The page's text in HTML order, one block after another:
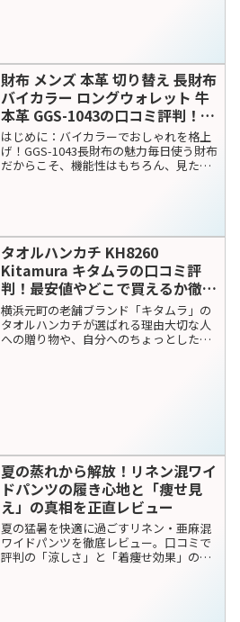
CICIBELLA(シシベラ)形状記憶日
傘の口コミ評判！たたみやすさや
遮光性の実力は？デメリットも隠
さずレビュー
楽天市場で大人気のCICIBELLA(シシベラ)
形状記憶日傘を徹底レビュー！100%完全
遮光の涼しさは本当？「たたみやすさ」
の口コミや、気になるデメリット、最安
ショルダーバッグ -はっ水- ユナ
イテッドアローズ グリーンレー
ベルリラクシング（nx0172）の
口コミ評判！最安値やどこで買え
るか徹底調査
UNITED ARROWS green label relaxing ダ
ブルバックル 2WAYショルダーバッグ -は
っ水-の魅力毎日使うバッグ選びで「おし
ゃれさは譲れないけれど、実用性も重視
したい」と悩んでいませんか？そんな大
人女子のわがま...
ク 284230 本革（284230）の口
コミ評判！最安値やどこで買える
か徹底調査
大人の男の品格を格上げする「ブルガ
リ・ブルガリ マン」長財布の魅力30代、
40代と年齢を重ねるにつれ、持ち物にも
それ相応の「品格」が求められるように
なります。特に財布は、ビジネスシーン
やプライベートでの会計時に、その人の
センスやステータスを...